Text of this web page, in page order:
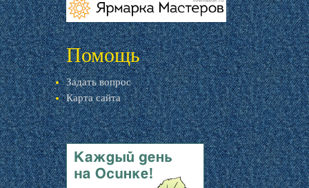
livemaster.ru
Помощь
Задать вопрос
Карта сайта